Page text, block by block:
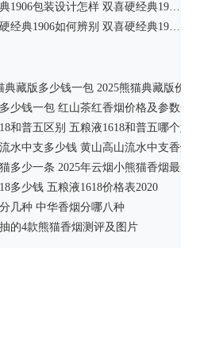
双喜硬经典1906包装设计怎样 双喜硬经典1906设计介绍图
真假双喜硬经典1906如何辨别 双喜硬经典1906真假测评
典藏版多少钱一包 2025熊猫典藏版价格
少钱一包 红山茶红香烟价格及参数一
和普五区别 五粮液1618和普五哪个好
水中支多少钱 黄山高山流水中支香烟
多少一条 2025年云烟小熊猫香烟最新
多少钱 五粮液1618价格表2020
几种 中华香烟分哪八种
的4款熊猫香烟测评及图片